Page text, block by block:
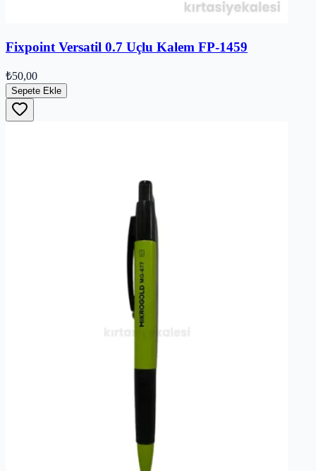
Fixpoint Versatil 0.7 Uçlu Kalem FP-1459
₺50,00
Sepete Ekle